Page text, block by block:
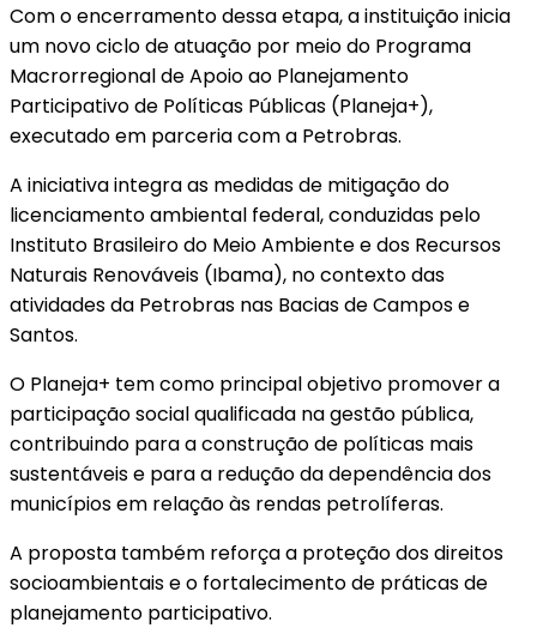
Com o encerramento dessa etapa, a instituição inicia
um novo ciclo de atuação por meio do Programa
Macrorregional de Apoio ao Planejamento
Participativo de Políticas Públicas (Planeja+),
executado em parceria com a Petrobras.
A iniciativa integra as medidas de mitigação do
licenciamento ambiental federal, conduzidas pelo
Instituto Brasileiro do Meio Ambiente e dos Recursos
Naturais Renováveis (Ibama), no contexto das
atividades da Petrobras nas Bacias de Campos e
Santos.
O Planeja+ tem como principal objetivo promover a
participação social qualificada na gestão pública,
contribuindo para a construção de políticas mais
sustentáveis e para a redução da dependência dos
municípios em relação às rendas petrolíferas.
A proposta também reforça a proteção dos direitos
socioambientais e o fortalecimento de práticas de
planejamento participativo.